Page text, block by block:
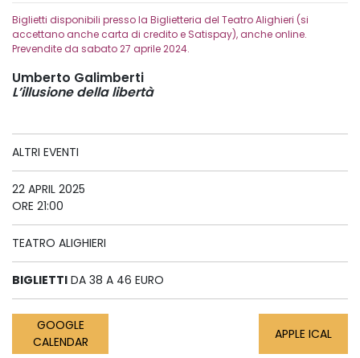
Biglietti disponibili presso la Biglietteria del Teatro Alighieri (si
accettano anche carta di credito e Satispay), anche online.
Prevendite da sabato 27 aprile 2024.
Umberto Galimberti
L’illusione della libertà
ALTRI EVENTI
22 APRIL 2025
ORE 21:00
TEATRO ALIGHIERI
BIGLIETTI DA 38 A 46 EURO
GOOGLE
CALENDAR
APPLE ICAL